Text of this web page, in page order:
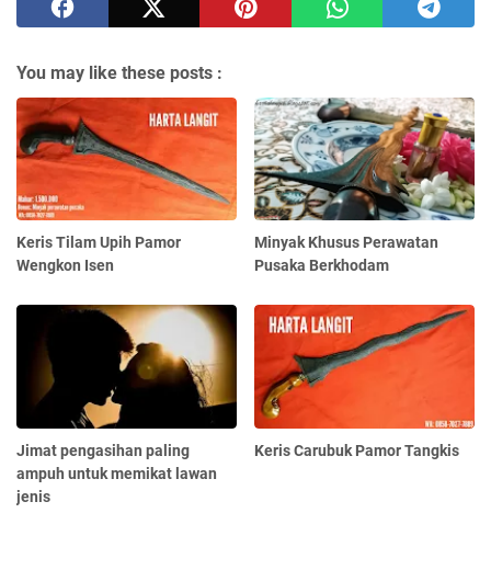
You may like these posts :
Keris Tilam Upih Pamor
Wengkon Isen
Minyak Khusus Perawatan
Pusaka Berkhodam
Jimat pengasihan paling
ampuh untuk memikat lawan
jenis
Keris Carubuk Pamor Tangkis